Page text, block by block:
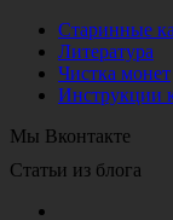
Старинные
Литература
Чистка монет
Инструкции
Мы Вконтакте
Статьи из блога